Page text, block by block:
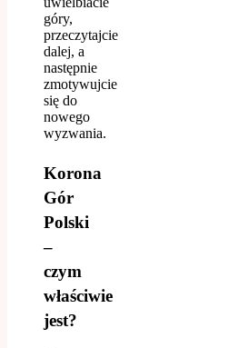
góry,
przeczytajcie
dalej, a
następnie
zmotywujcie
się do
nowego
wyzwania.
Korona
Gór
Polski
–
czym
właściwie
jest?